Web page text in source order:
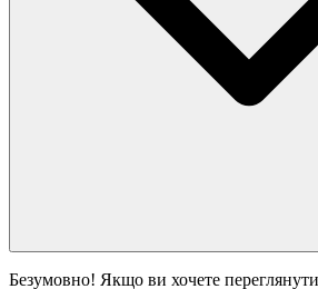
Безумовно! Якщо ви хочете